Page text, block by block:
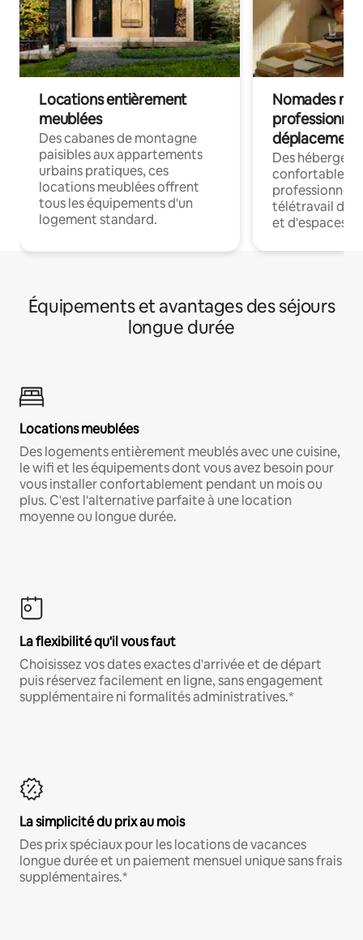
Locations entièrement
meublées
Des cabanes de montagne
paisibles aux appartements
urbains pratiques, ces
locations meublées offrent
tous les équipements d'un
logement standard.
Nomades
déplacement
Des
confortables
professionnels
télétravail
et d'espaces
Équipements et avantages des séjours
longue durée
Locations meublées
Des logements entièrement meublés avec une cuisine,
le wifi et les équipements dont vous avez besoin pour
vous installer confortablement pendant un mois ou
plus. C'est l'alternative parfaite à une location
moyenne ou longue durée.
La flexibilité qu'il vous faut
Choisissez vos dates exactes d'arrivée et de départ
puis réservez facilement en ligne, sans engagement
supplémentaire ni formalités administratives.*
La simplicité du prix au mois
Des prix spéciaux pour les locations de vacances
longue durée et un paiement mensuel unique sans frais
supplémentaires.*